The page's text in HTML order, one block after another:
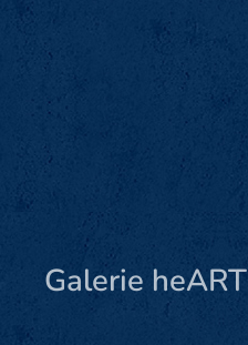
Galerie heART